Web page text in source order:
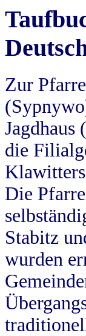
Zur
Jagdhaus
die
Die
Stabitz
wurden